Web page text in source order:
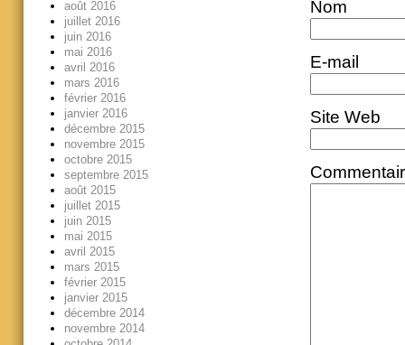
Nom
E-mail
Site Web
août 2016
juillet 2016
juin 2016
mai 2016
avril 2016
mars 2016
février 2016
janvier 2016
décembre 2015
novembre 2015
octobre 2015
septembre 2015
août 2015
juillet 2015
juin 2015
mai 2015
avril 2015
mars 2015
février 2015
janvier 2015
décembre 2014
novembre 2014